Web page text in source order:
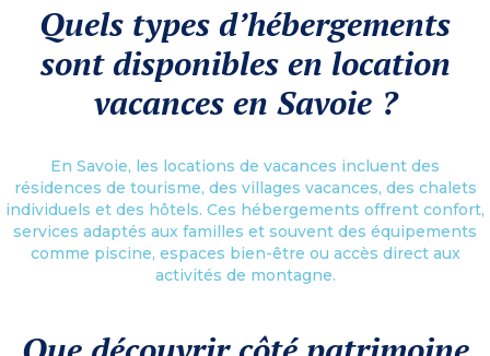
Quels types d’hébergements
sont disponibles en location
vacances en Savoie ?
En Savoie, les locations de vacances incluent des
résidences de tourisme, des villages vacances, des chalets
individuels et des hôtels. Ces hébergements offrent confort,
services adaptés aux familles et souvent des équipements
comme piscine, espaces bien-être ou accès direct aux
activités de montagne.